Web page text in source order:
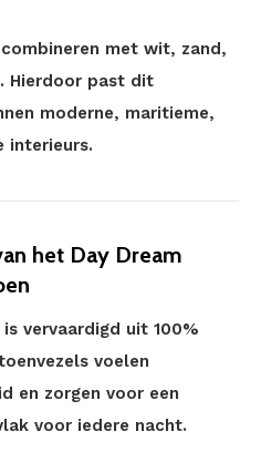
met wit, zand,
Hierdoor past dit
moderne, maritieme,
interieurs.
het Day Dream
vervaardigd uit 100%
voelen
en zorgen voor een
voor iedere nacht.